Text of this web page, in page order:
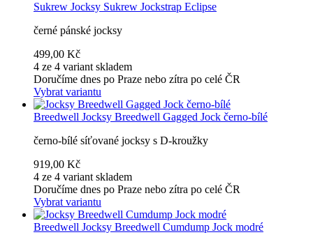
Sukrew Jocksy Sukrew Jockstrap Eclipse
černé pánské jocksy
499,00 Kč
4 ze 4 variant skladem
Doručíme dnes po Praze nebo zítra po celé ČR
Vybrat variantu
Breedwell Jocksy Breedwell Gagged Jock černo-bílé
černo-bílé síťované jocksy s D-kroužky
919,00 Kč
4 ze 4 variant skladem
Doručíme dnes po Praze nebo zítra po celé ČR
Vybrat variantu
Breedwell Jocksy Breedwell Cumdump Jock modré